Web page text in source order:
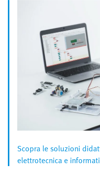
Scopra le soluzioni
elettrotecnica e